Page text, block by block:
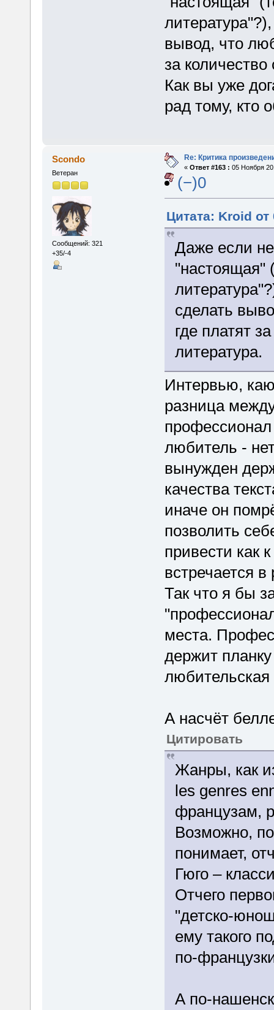
вывод, что
за
Как вы уже
рад тому, кто
Scondo
Ветеран
Сообщений: 321
+35/-4
Re: Критика
« Ответ #163 : 05 Ноября
(−)0
Цитата: Kroid
Даже если
"настоящая"
сделать
где платят
литература.
Интервью,
разница
любитель -
вынужден
качества
иначе он
позволить
привести как
встречается
Так что я бы
места.
держит
любительская
А насчёт
Цитировать
Жанры, как
les genres
французам,
Возможно,
понимает,
Гюго –
Отчего
"детско-
ему такого
по-
А по-